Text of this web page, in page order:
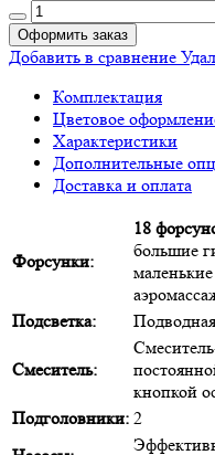
Оформить заказ
Добавить в сравнение
Комплектация
Цветовое
Характеристики
Дополнительные
Доставка и оплата
Форсунки:
18
большие
Подсветка:
Смеситель:
кнопкой
Подголовники: 2